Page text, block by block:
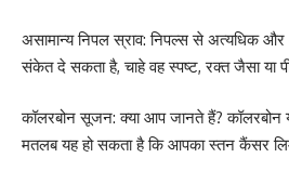
असामान्य निपल स्राव: निपल्स से अत्यधिक
संकेत दे सकता है, चाहे वह स्पष्ट, रक्त जैसा या
कॉलरबोन सूजन: क्या आप जानते हैं?
मतलब यह हो सकता है कि आपका स्तन कैंसर